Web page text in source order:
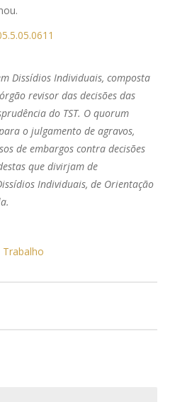
Dissídios Individuais, composta
revisor das decisões das
do TST. O quorum
o julgamento de agravos,
de embargos contra decisões
que divirjam de
Individuais, de Orientação
Trabalho